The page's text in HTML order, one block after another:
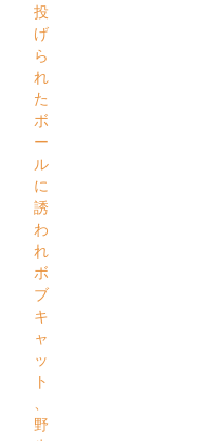
投
げ
ら
れ
た
ボ
ー
ル
に
誘
わ
れ
ボ
ブ
キ
ャ
ッ
ト
、
野